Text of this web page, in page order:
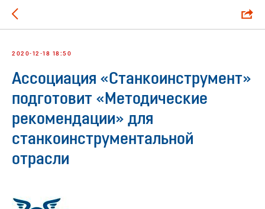
2020-12-18 18:50
Ассоциация «Станкоинструмент»
подготовит «Методические
рекомендации» для
станкоинструментальной
отрасли